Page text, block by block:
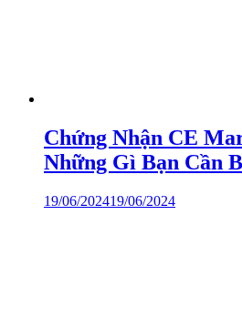
Chứng Nhận CE
Những Gì Bạn Cần
19/06/202419/06/2024